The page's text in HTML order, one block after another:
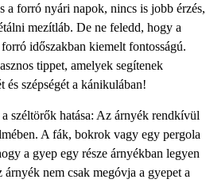
a forró nyári napok, nincs is jobb érzés,
mezítláb. De ne feledd, hogy a
időszakban kiemelt fontosságú.
tippet, amelyek segítenek
és szépségét a kánikulában!
széltörők hatása: Az árnyék rendkívül
A fák, bokrok vagy egy pergola
a gyep egy része árnyékban legyen
nem csak megóvja a gyepet a